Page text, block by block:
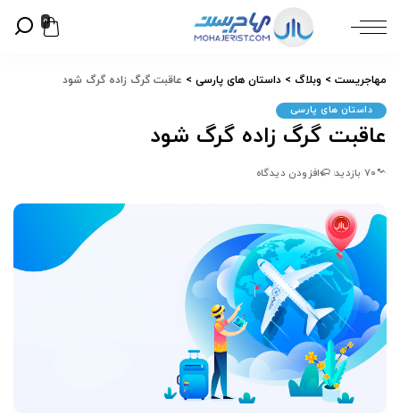
0
مهاجریست > وبلاگ > داستان های پارسی > عاقبت گرگ زاده گرگ شود
داستان های پارسی
عاقبت گرگ زاده گرگ شود
70 بازدید افزودن دیدگاه